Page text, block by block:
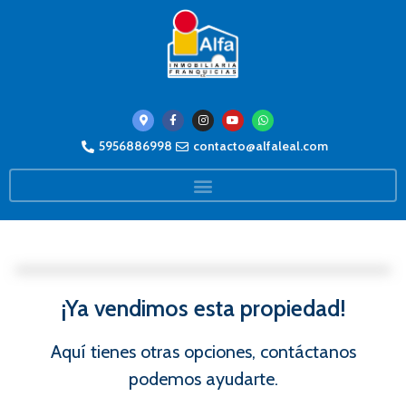
5956886998 contacto@alfaleal.com
¡Ya vendimos esta propiedad!
Aquí tienes otras opciones, contáctanos
podemos ayudarte.